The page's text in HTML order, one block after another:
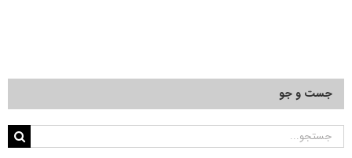
جست و جو
جستجو